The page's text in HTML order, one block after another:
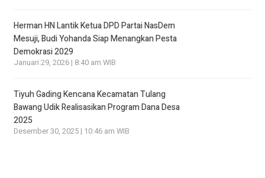
Herman HN Lantik Ketua DPD Partai NasDem
Mesuji, Budi Yohanda Siap Menangkan Pesta
Demokrasi 2029
Januari 29, 2026 | 8:40 am WIB
Tiyuh Gading Kencana Kecamatan Tulang
Bawang Udik Realisasikan Program Dana Desa
2025
Desember 30, 2025 | 10:46 am WIB